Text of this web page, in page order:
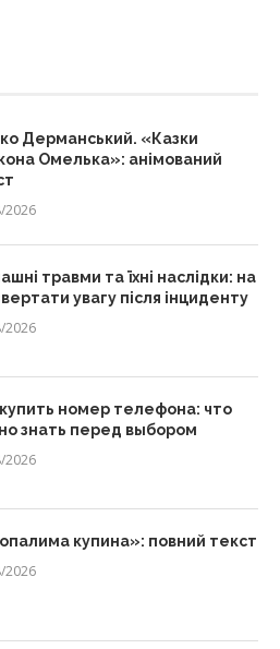
Дерманський. «Казки
Омелька»: анімований
2026
травми та їхні наслідки: на
увагу після інциденту
2026
номер телефона: что
знать перед выбором
2026
купина»: повний текст
2026